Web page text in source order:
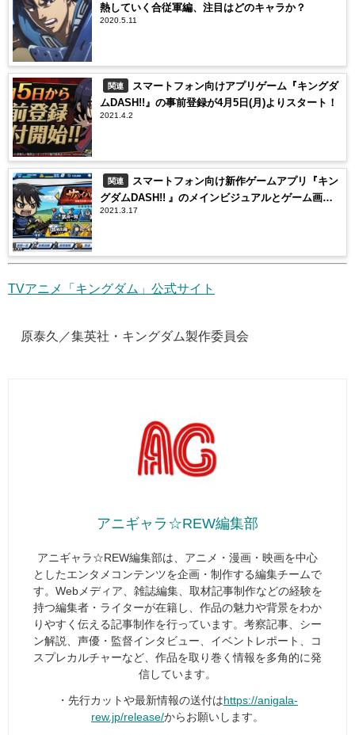
熱していく合従軍編、注目はどのキャラか？
2020.5.11
関連
スマートフォン向けアプリゲーム『キングダ
ムDASH!!』の事前登録が4月5日(月)よりスタート！
2021.4.2
関連
スマートフォン向け新作ゲームアプリ『キン
グダムDASH!! 』のメインビジュアルとゲーム画像
が公開！2021年春配信開始予定
2021.3.17
TVアニメ「キングダム」公式サイト
©原泰久／集英社・キングダム製作委員会
アニギャラ☆REW編集部
アニギャラ☆REW編集部は、アニメ・漫画・映画を中心
としたエンタメコンテンツを企画・制作する編集チームで
す。Webメディア、雑誌編集、取材記事制作などの経験を
持つ編集者・ライターが在籍し、作品の魅力や背景をわか
りやすく伝える記事制作を行っています。考察記事、シー
ン解説、声優・監督インタビュー、イベントレポート、コ
スプレカルチャーなど、作品を取り巻く情報を多角的に発
信しています。
・先行カットや最新情報の送付は https://anigala-
rew.jp/release/からお願いします。